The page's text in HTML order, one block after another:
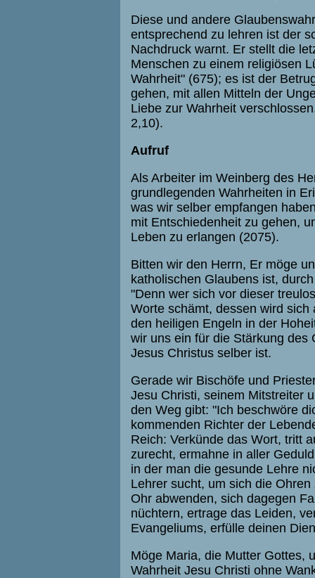
Diese und andere
entsprechend zu lehren ist der
Nachdruck warnt. Er stellt die
Menschen zu einem religiösen
Wahrheit" (675); es ist der
gehen, mit allen Mitteln der
Liebe zur Wahrheit
2,10).
Aufruf
Als Arbeiter im Weinberg des
grundlegenden Wahrheiten in
was wir selber empfangen
mit Entschiedenheit zu gehen,
Leben zu erlangen (2075).
Bitten wir den Herrn, Er möge
katholischen Glaubens ist,
"Denn wer sich vor dieser
Worte schämt, dessen wird
den heiligen Engeln in der
wir uns ein für die Stärkung des
Jesus Christus selber ist.
Gerade wir Bischöfe und
Jesu Christi, seinem Mitstreiter
den Weg gibt: "Ich beschwöre
kommenden Richter der
Reich: Verkünde das Wort, tritt
zurecht, ermahne in aller
in der man die gesunde Lehre
Lehrer sucht, um sich die
Ohr abwenden, sich dagegen
nüchtern, ertrage das Leiden,
Evangeliums, erfülle deinen
Möge Maria, die Mutter Gottes,
Wahrheit Jesu Christi ohne